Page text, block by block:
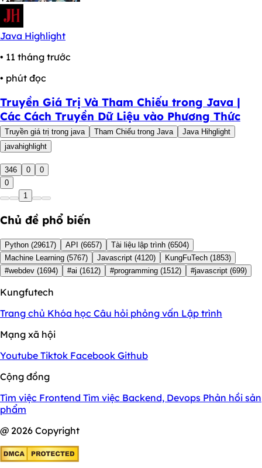
Java Highlight
• 11 tháng trước
• phút đọc
Truyền Giá Trị Và Tham Chiếu trong Java |
Các Cách Truyền Dữ Liệu vào Phương Thức
Truyền giá trị trong java Tham Chiếu trong Java
Java Hihglight
javahighlight
346 0
0
0
1
Chủ đề phổ biến
Python (29617) API (6657) Tài liệu lập trình (6504)
Machine Learning (5767) Javascript (4120) KungFuTech (1853)
#webdev (1694) #ai (1612) #programming (1512) #javascript (699)
Kungfutech
Trang chủ Khóa học Câu hỏi phỏng vấn Lập trình
Mạng xã hội
Youtube Tiktok Facebook Github
Cộng đồng
Tìm việc Frontend Tìm việc Backend, Devops Phản hồi sản
phẩm
@ 2026 Copyright